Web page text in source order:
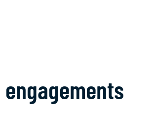
engagements